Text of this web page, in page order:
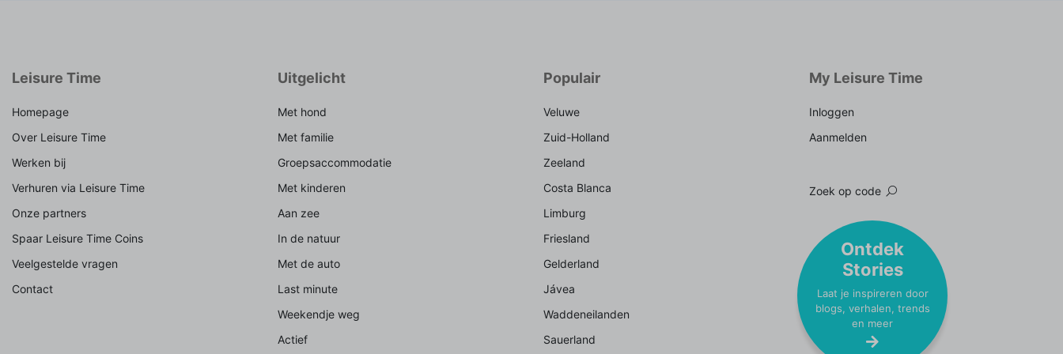
Leisure Time
Homepage
Over Leisure Time
Werken bij
Verhuren via Leisure Time
Onze partners
Spaar Leisure Time Coins
Veelgestelde vragen
Contact
Uitgelicht
Met hond
Met familie
Groepsaccommodatie
Met kinderen
Aan zee
In de natuur
Met de auto
Last minute
Weekendje weg
Actief
Populair
Veluwe
Zuid-Holland
Zeeland
Costa Blanca
Limburg
Friesland
Gelderland
Jávea
Waddeneilanden
Sauerland
My Leisure Time
Inloggen
Aanmelden
Zoek op code
Ontdek
Stories
Laat je inspireren door
blogs, verhalen, trends
en meer